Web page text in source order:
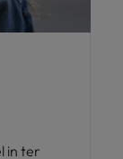
in ter